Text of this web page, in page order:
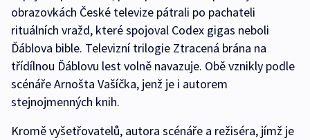
obrazovkách České televize pátrali po pachateli
rituálních vražd, které spojoval Codex gigas neboli
Ďáblova bible. Televizní trilogie Ztracená brána na
třídílnou Ďáblovu lest volně navazuje. Obě vznikly podle
scénáře Arnošta Vašíčka, jenž je i autorem
stejnojmenných knih.
Kromě vyšetřovatelů, autora scénáře a režiséra, jímž je